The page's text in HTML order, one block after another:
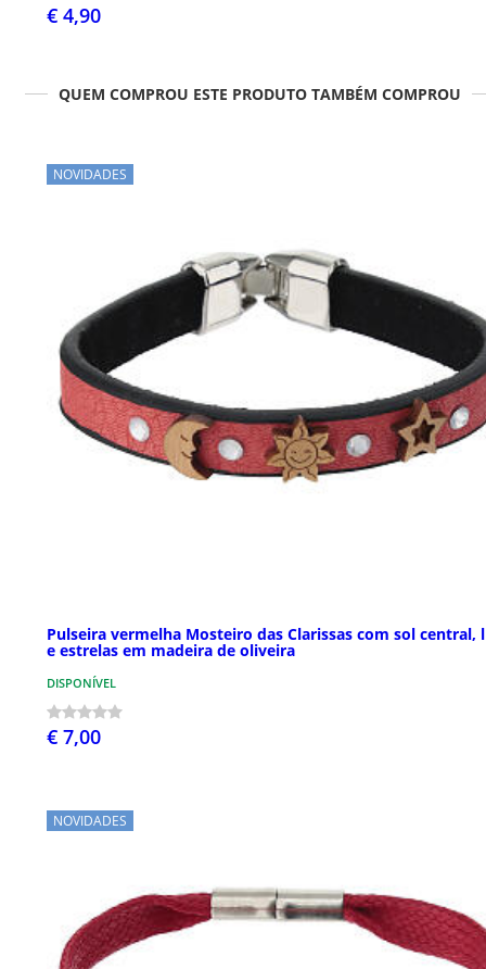
€ 4,90
QUEM COMPROU ESTE PRODUTO TAMBÉM COMPROU
NOVIDADES
Pulseira vermelha Mosteiro das Clarissas com sol central,
e estrelas em madeira de oliveira
DISPONÍVEL
€ 7,00
NOVIDADES